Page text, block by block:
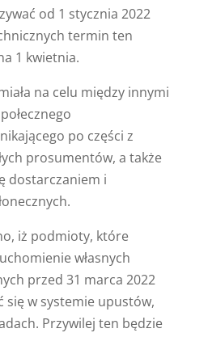
od 1 stycznia 2022
termin ten
1 kwietnia.
na celu między innymi
po części z
prosumentów, a także
dostarczaniem i
iż podmioty, które
własnych
przed 31 marca 2022
się w systemie upustów,
Przywilej ten będzie